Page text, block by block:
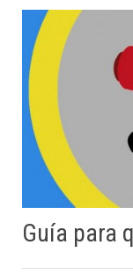
Guía para